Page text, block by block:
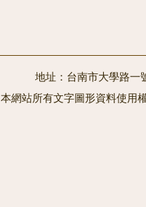
地址：台南市大學路
本網站所有文字圖形資料使用